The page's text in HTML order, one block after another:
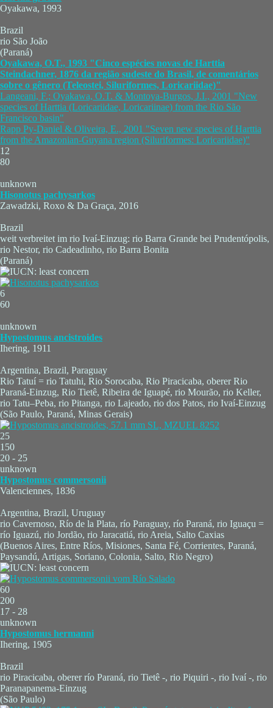
Oyakawa, 1993
Brazil
rio São João
(Paraná)
Oyakawa, O.T., 1993 "Cinco espécies novas de Harttia
Steindachner, 1876 da região sudeste do Brasil, de comentários
sobre o gênero (Teleostei, Siluriformes, Loricariidae)"
Langeani, F.; Oyakawa, O.T. & Montoya-Burgos, J.I., 2001 "New
species of Harttia (Loricariidae, Loricariinae) from the Rio São
Francisco basin"
Rapp Py-Daniel & Oliveira, E., 2001 "Seven new species of Harttia
from the Amazonian-Guyana region (Siluriformes: Loricariidae)"
12
80
unknown
Hisonotus pachysarkos
Zawadzki, Roxo & Da Graça, 2016
Brazil
weit verbreitet im rio Ivaí-Einzug: rio Barra Grande bei Prudentópolis,
rio Nestor, rio Cadeadinho, rio Barra Bonita
(Paraná)
6
60
unknown
Hypostomus ancistroides
Ihering, 1911
Argentina, Brazil, Paraguay
Rio Tatuí = rio Tatuhi, Rio Sorocaba, Rio Piracicaba, oberer Rio
Paraná-Einzug, Rio Tietê, Ribeira de Iguapé, rio Mourão, rio Keller,
rio Tatu–Peba, rio Pitanga, rio Lajeado, rio dos Patos, rio Ivaí-Einzug
(São Paulo, Paraná, Minas Gerais)
25
150
20 - 25
unknown
Hypostomus commersonii
Valenciennes, 1836
Argentina, Brazil, Uruguay
rio Cavernoso, Río de la Plata, río Paraguay, río Paraná, rio Iguaçu =
río Iguazú, rio Jordão, rio Jaracatiá, rio Areia, Salto Caxias
(Buenos Aires, Entre Ríos, Misiones, Santa Fé, Corrientes, Paraná,
Paysandú, Artigas, Soriano, Colonia, Salto, Rio Negro)
60
200
17 - 28
unknown
Hypostomus hermanni
Ihering, 1905
Brazil
rio Piracicaba, oberer río Paraná, rio Tietê -, rio Piquiri -, rio Ivaí -, rio
Paranapanema-Einzug
(São Paulo)